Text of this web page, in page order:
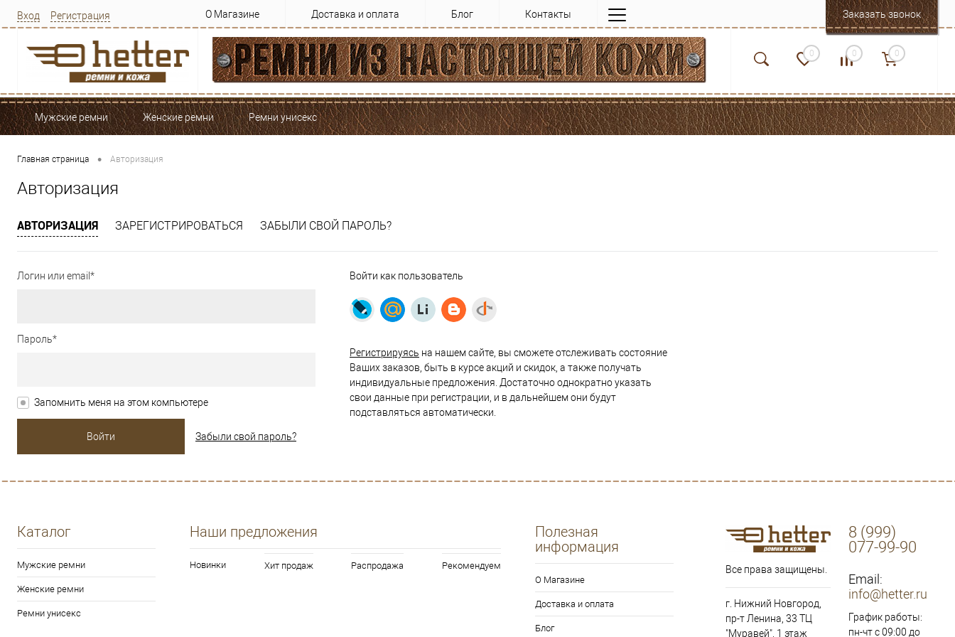
Вход Регистрация О Магазине Доставка и оплата Блог Контакты Заказать звонок
0 0 0
Мужские ремни Женские ремни Ремни унисекс
Главная страница • Авторизация
Авторизация
АВТОРИЗАЦИЯ ЗАРЕГИСТРИРОВАТЬСЯ ЗАБЫЛИ СВОЙ ПАРОЛЬ?
Логин или email*
Пароль*
Запомнить меня на этом компьютере
Забыли свой пароль?
Войти как пользователь
Регистрируясь на нашем сайте, вы сможете отслеживать состояние
Ваших заказов, быть в курсе акций и скидок, а также получать
индивидуальные предложения. Достаточно однократно указать
свои данные при регистрации, и в дальнейшем они будут
подставляться автоматически.
Каталог
Мужские ремни
Женские ремни
Ремни унисекс
Наши предложения
Новинки Хит продаж Распродажа Рекомендуем
Полезная
информация
О Магазине
Доставка и оплата
Блог
Все права защищены.
г. Нижний Новгород,
пр-т Ленина, 33 ТЦ
"Муравей", 1 этаж
8 (999)
077-99-90
Email:
info@hetter.ru
График работы:
пн-чт с 09:00 до